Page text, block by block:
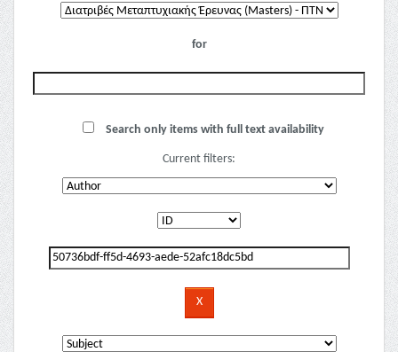
for
Search only items with full text availability
Current filters: